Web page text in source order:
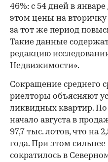
46%: с 54 дней в
этом цены на вторичку
за тот же период
Такие данные
редакцию
Недвижимости».
Сокращение среднего
риелторы объясняют
ликвидных квартир.
начало августа в
97,7 тыс. лотов, что на
года. При этом
сократилось в